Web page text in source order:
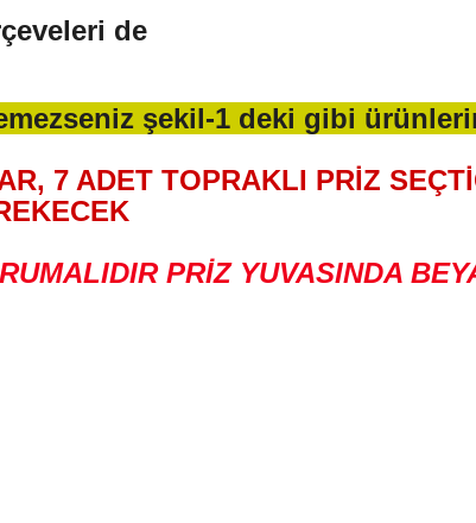
de
şekil-1 deki gibi
7 ADET TOPRAKLI PRİZ
PRİZ YUVASINDA